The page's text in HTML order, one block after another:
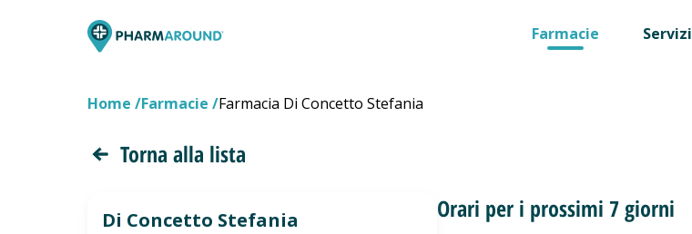
Farmacie Servizi
Home Farmacie Farmacia Di Concetto Stefania
Torna alla lista
Di Concetto Stefania Orari per i prossimi 7 giorni